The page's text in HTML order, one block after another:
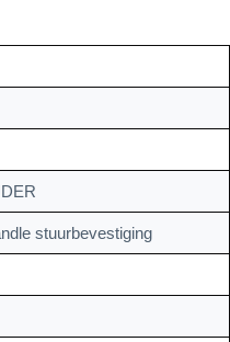
stuurbevestiging